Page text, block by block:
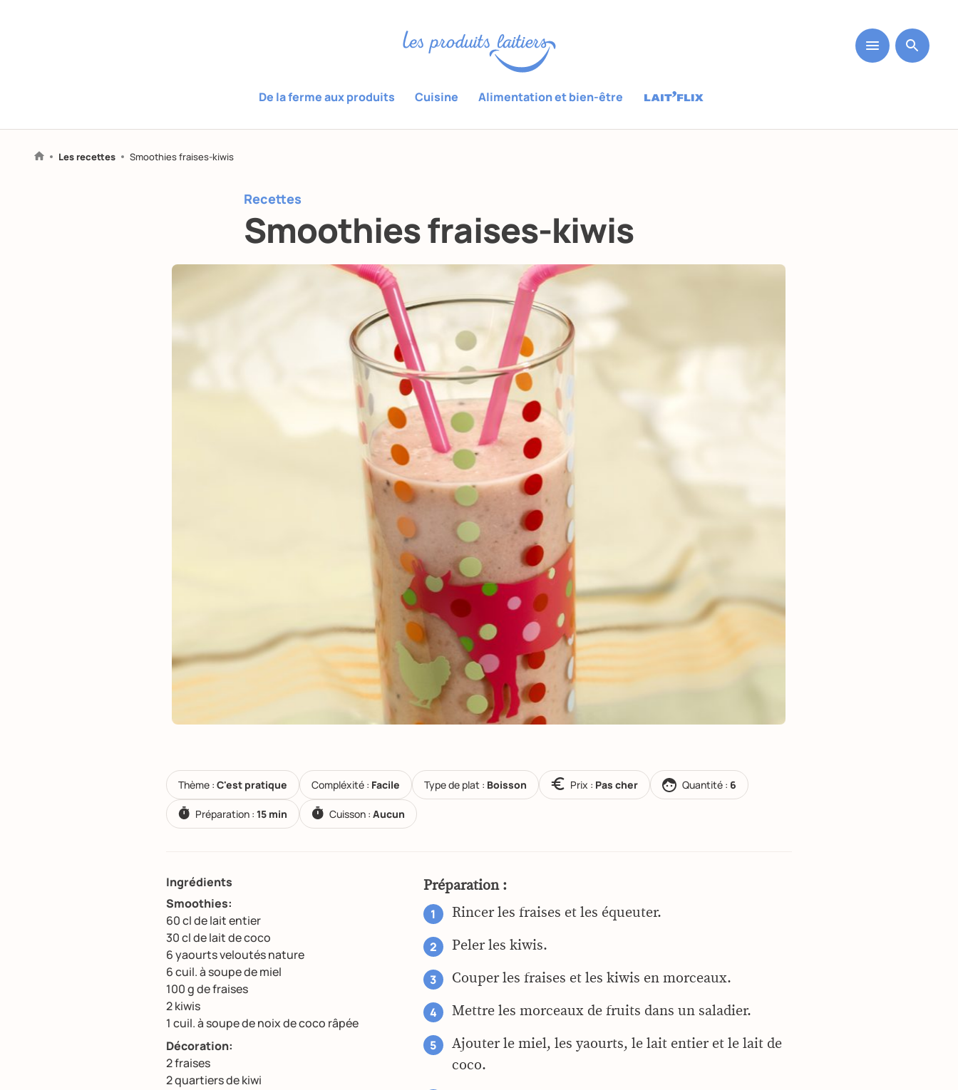
De la ferme aux produits Cuisine Alimentation et bien-être
Les recettes Smoothies fraises-kiwis
Recettes
Smoothies fraises-kiwis
Thème : C'est pratique Compléxité : Facile Type de plat : Boisson Prix : Pas cher Quantité : 6
Préparation :15 min Cuisson : Aucun
Ingrédients
Smoothies:
60 cl de lait entier
30 cl de lait de coco
6 yaourts veloutés nature
6 cuil. à soupe de miel
100 g de fraises
2 kiwis
1 cuil. à soupe de noix de coco râpée
Décoration:
2 fraises
2 quartiers de kiwi
Préparation :
Rincer les fraises et les équeuter.
Peler les kiwis.
Couper les fraises et les kiwis en morceaux.
Mettre les morceaux de fruits dans un saladier.
Ajouter le miel, les yaourts, le lait entier et le lait de
coco.